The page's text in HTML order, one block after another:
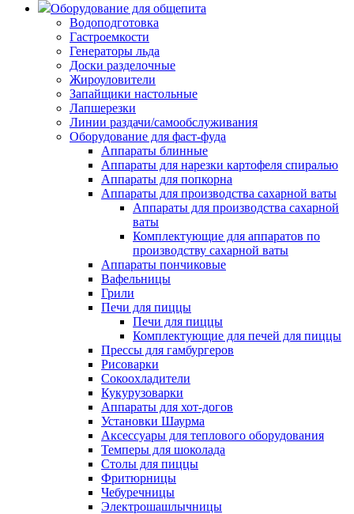
Оборудование для общепита
Водоподготовка
Гастроемкости
Генераторы льда
Доски разделочные
Жироуловители
Запайщики настольные
Лапшерезки
Линии раздачи/самообслуживания
Оборудование для фаст-фуда
Аппараты блинные
Аппараты для нарезки картофеля спиралью
Аппараты для попкорна
Аппараты для производства сахарной ваты
Аппараты для производства сахарной
ваты
Комплектующие для аппаратов по
производству сахарной ваты
Аппараты пончиковые
Вафельницы
Грили
Печи для пиццы
Печи для пиццы
Комплектующие для печей для пиццы
Прессы для гамбургеров
Рисоварки
Сокоохладители
Кукурузоварки
Аппараты для хот-догов
Установки Шаурма
Аксессуары для теплового оборудования
Темперы для шоколада
Столы для пиццы
Фритюрницы
Чебуречницы
Электрошашлычницы